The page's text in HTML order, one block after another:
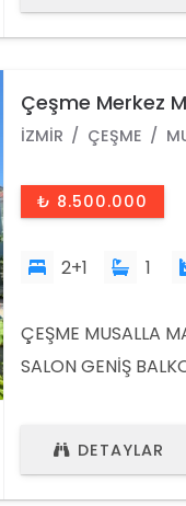
Çeşme Merkez
İZMIR ÇEŞME
₺ 8.500.000
2+1 1
ÇEŞME MUSALLA
SALON GENİŞ
ARAYINIZ. ÇEŞME
DETAYLAR